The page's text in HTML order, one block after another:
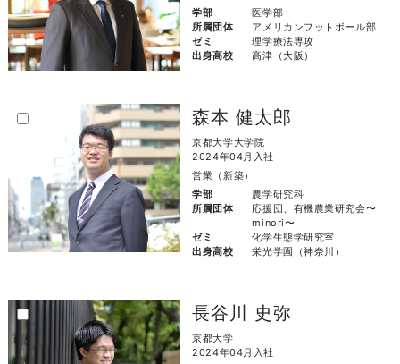
学部
医学部
所属団体
アメリカンフットボール部
ゼミ
理学療法専攻
出身高校
高津（大阪）
森本 健太郎
京都大学大学院
2024年04月入社
営業（新築）
学部
農学研究科
所属団体
応援団、有機農業研究会〜
minori〜
ゼミ
化学生態学研究室
出身高校
栄光学園（神奈川）
長谷川 史弥
京都大学
2024年04月入社